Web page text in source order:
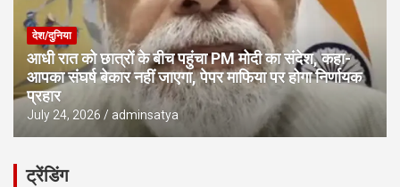
देश/दुनिया
आधी रात को छात्रों के बीच पहुंचा PM मोदी का संदेश, कहा-
आपका संघर्ष बेकार नहीं जाएगा, पेपर माफिया पर होगा निर्णायक
प्रहार
July 24, 2026 adminsatya
ट्रेंडिंग